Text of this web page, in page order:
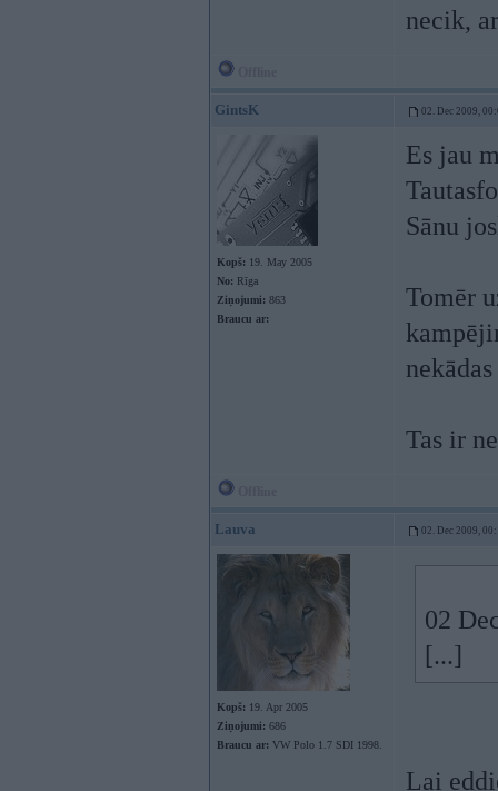
necik,
GintsK 02. Dec 2009,
Kopš: 19. May 2005
No: Rīga
Ziņojumi: 863
Braucu ar:
Es jau
Sānu
Tomēr
Tas ir
Lauva 02. Dec 2009,
Kopš: 19. Apr 2005
Ziņojumi: 686
Braucu ar: VW Polo 1.7 SDI 1998.
02
[...]
Lai